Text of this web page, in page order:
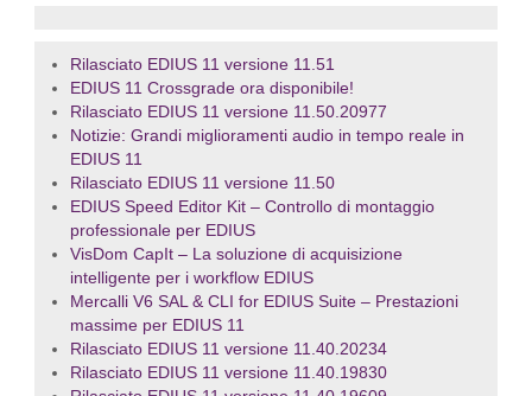
Rilasciato EDIUS 11 versione 11.51
EDIUS 11 Crossgrade ora disponibile!
Rilasciato EDIUS 11 versione 11.50.20977
Notizie: Grandi miglioramenti audio in tempo reale in
EDIUS 11
Rilasciato EDIUS 11 versione 11.50
EDIUS Speed Editor Kit – Controllo di montaggio
professionale per EDIUS
VisDom CapIt – La soluzione di acquisizione
intelligente per i workflow EDIUS
Mercalli V6 SAL & CLI for EDIUS Suite – Prestazioni
massime per EDIUS 11
Rilasciato EDIUS 11 versione 11.40.20234
Rilasciato EDIUS 11 versione 11.40.19830